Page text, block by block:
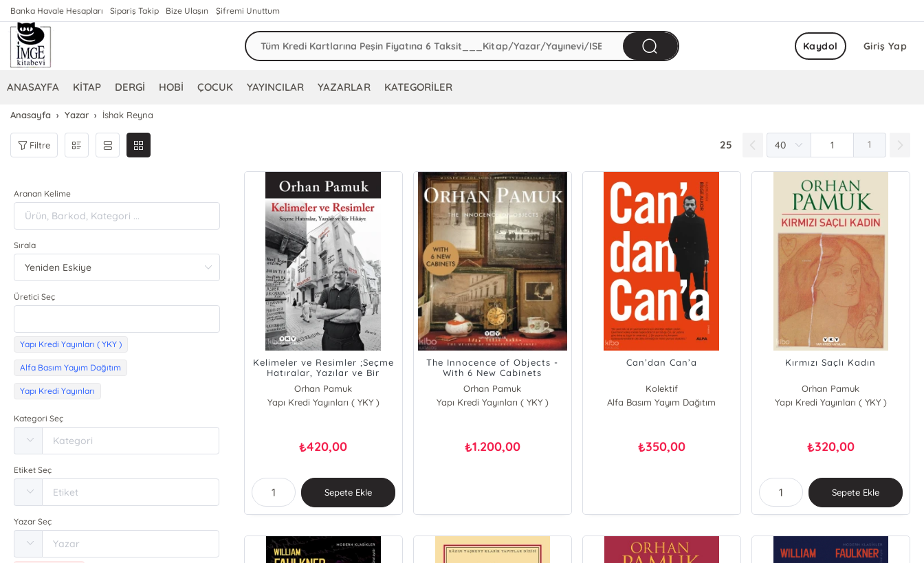
Banka Havale Hesapları Sipariş Takip Bize Ulaşın Şifremi Unuttum
Giriş Yap
Kaydol
ANASAYFA KİTAP DERGİ HOBİ ÇOCUK YAYINCILAR YAZARLAR KATEGORİLER
Anasayfa Yazar İshak Reyna
Filtre 25 1
Aranan Kelime
Sırala
Üretici Seç
Yapı Kredi Yayınları ( YKY )
Alfa Basım Yayım Dağıtım
Yapı Kredi Yayınları
Kategori Seç
Etiket Seç
Yazar Seç
Kelimeler ve Resimler ;Seçme
Hatıralar, Yazılar ve Bir
Orhan Pamuk
Yapı Kredi Yayınları ( YKY )
₺420,00
Sepete Ekle
The Innocence of Objects -
With 6 New Cabinets
Orhan Pamuk
Yapı Kredi Yayınları ( YKY )
₺1.200,00
Can’dan Can’a
Kolektif
Alfa Basım Yayım Dağıtım
₺350,00
Kırmızı Saçlı Kadın
Orhan Pamuk
Yapı Kredi Yayınları ( YKY )
₺320,00
Sepete Ekle